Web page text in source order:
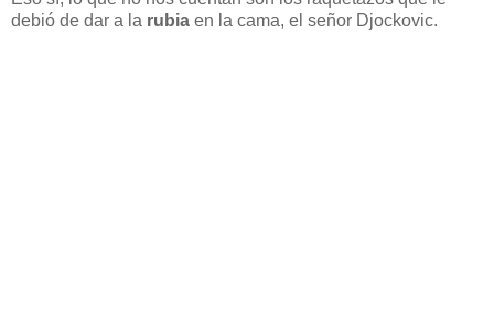
debió de dar a la rubia en la cama, el señor Djockovic.